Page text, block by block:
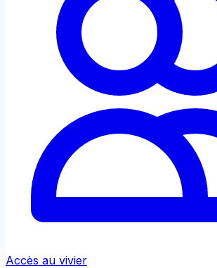
Accès au vivier